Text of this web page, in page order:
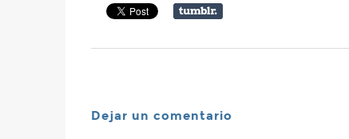
Dejar un comentario